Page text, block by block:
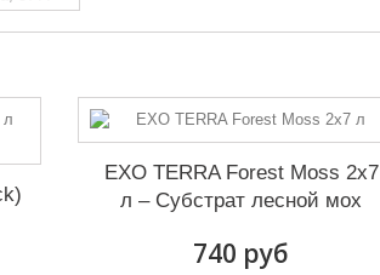
EXO TERRA Forest Moss 2x7
л – Субстрат лесной мох
740 руб